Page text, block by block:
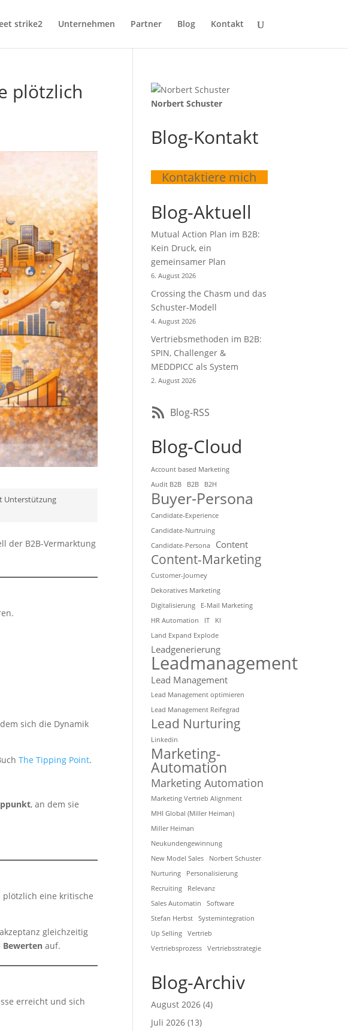
strike2 Unternehmen Partner Blog Kontakt
plötzlich
Unterstützung
der B2B-Vermarktung
sich die Dynamik
The Tipping Point.
, an dem sie
plötzlich eine kritische
gleichzeitig
Bewerten auf.
erreicht und sich
Norbert Schuster
Blog-Kontakt
Kontaktiere mich
Blog-Aktuell
Mutual Action Plan im B2B:
Kein Druck, ein
gemeinsamer Plan
6. August 2026
Crossing the Chasm und das
Schuster-Modell
4. August 2026
Vertriebsmethoden im B2B:
SPIN, Challenger &
MEDDPICC als System
2. August 2026
Blog-RSS
Blog-Cloud
Account based Marketing
Audit B2B
B2B B2H
Buyer-Persona
Candidate-Experience
Candidate-Nurtruing
Candidate-Persona
Content
Content-Marketing
Customer-Journey
Dekoratives Marketing
Digitalisierung
E-Mail Marketing
HR Automation
IT
KI
Land Expand Explode
Leadgenerierung
Leadmanagement
Lead Management
Lead Management optimieren
Lead Management Reifegrad
Lead Nurturing
Linkedin
Marketing-
Automation
Marketing Automation
Marketing Vertrieb Alignment
MHI Global (Miller Heiman)
Miller Heiman
Neukundengewinnung
New Model Sales
Norbert Schuster
Nurturing
Personalisierung
Recruiting
Relevanz
Sales Automatin
Software
Stefan Herbst
Systemintegration
Up Selling
Vertrieb
Vertriebsprozess
Vertriebsstrategie
Blog-Archiv
August 2026 (4)
Juli 2026 (13)